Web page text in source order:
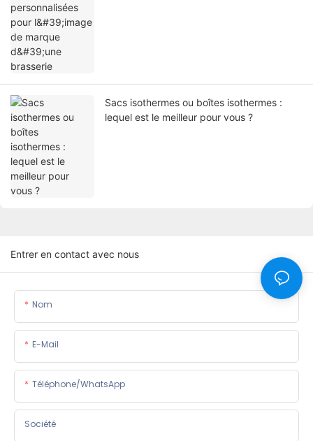
Sacs isothermes ou boîtes isothermes :
lequel est le meilleur pour vous ?
Entrer en contact avec nous
Nom
E-Mail
Téléphone/WhatsApp
Société